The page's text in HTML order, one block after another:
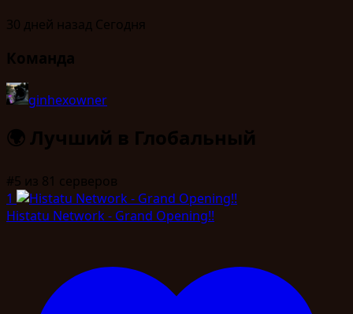
30 дней назад Сегодня
Команда
ginhexowner
🌍 Лучший в Глобальный
#5 из 81 серверов
1
Histatu Network - Grand Opening!!